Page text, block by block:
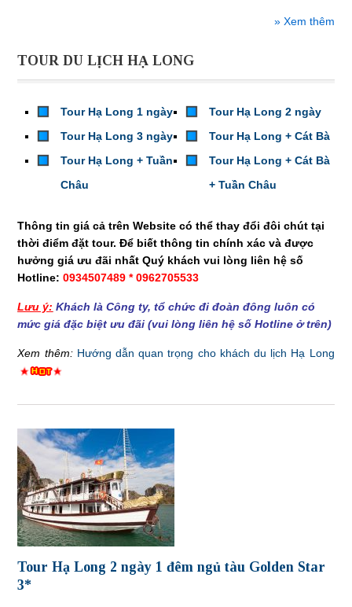
» Xem thêm
TOUR DU LỊCH HẠ LONG
Tour Hạ Long 1 ngày
Tour Hạ Long 2 ngày
Tour Hạ Long 3 ngày
Tour Hạ Long + Cát Bà
Tour Hạ Long + Tuần
Châu
Tour Hạ Long + Cát Bà
+ Tuần Châu
Thông tin giá cả trên Website có thể thay đổi đôi chút tại
thời điểm đặt tour. Để biết thông tin chính xác và được
hưởng giá ưu đãi nhất Quý khách vui lòng liên hệ số
Hotline:0934507489 * 0962705533
Lưu ý: Khách là Công ty, tổ chức đi đoàn đông luôn có
mức giá đặc biệt ưu đãi (vui lòng liên hệ số Hotline ở trên)
Xem thêm: Hướng dẫn quan trọng cho khách du lịch Hạ Long
Tour Hạ Long 2 ngày 1 đêm ngủ tàu Golden Star
3*